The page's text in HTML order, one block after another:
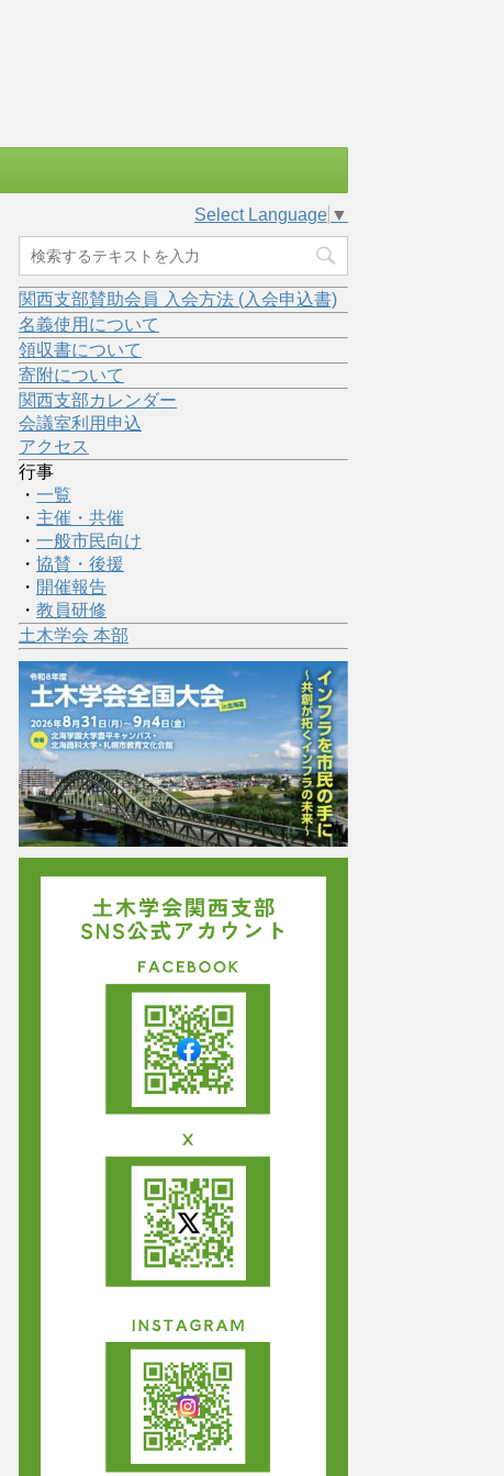
Select Language ▼
関西支部賛助会員 入会方法 (入会申込書)
名義使用について
領収書について
寄附について
関西支部カレンダー
会議室利用申込
アクセス
行事
・ 一覧
・ 主催・共催
・ 一般市民向け
・ 協賛・後援
・ 開催報告
・ 教員研修
土木学会 本部